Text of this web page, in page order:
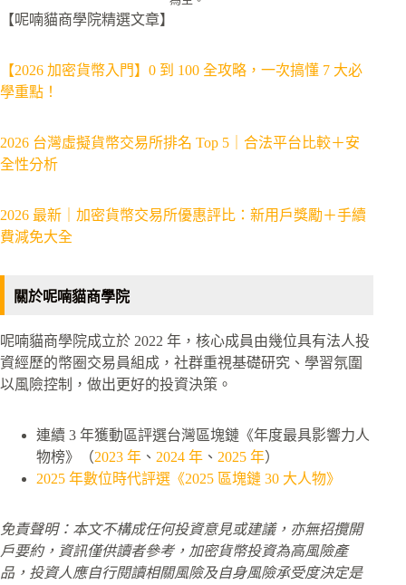
【呢喃貓商學院精選文章】
【2026 加密貨幣入門】0 到 100 全攻略，一次搞懂 7 大必
學重點！
2026 台灣虛擬貨幣交易所排名 Top 5｜合法平台比較＋安
全性分析
2026 最新｜加密貨幣交易所優惠評比：新用戶獎勵＋手續
費減免大全
關於呢喃貓商學院
呢喃貓商學院成立於 2022 年，核心成員由幾位具有法人投
資經歷的幣圈交易員組成，社群重視基礎研究、學習氛圍
以風險控制，做出更好的投資決策。
連續 3 年獲動區評選台灣區塊鏈《年度最具影響力人
物榜》（2023 年 、 2024 年 、 2025 年）
2025 年數位時代評選《2025 區塊鏈 30 大人物》
免責聲明：本文不構成任何投資意見或建議，亦無招攬開
戶要約，資訊僅供讀者參考，加密貨幣投資為高風險產
品，投資人應自行閱讀相關風險及自身風險承受度決定是